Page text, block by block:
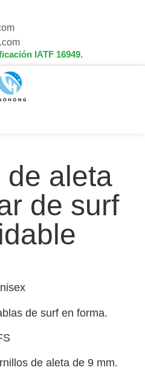
IATF 16949.
de aleta
de surf
de surf en forma.
de aleta de 9 mm.